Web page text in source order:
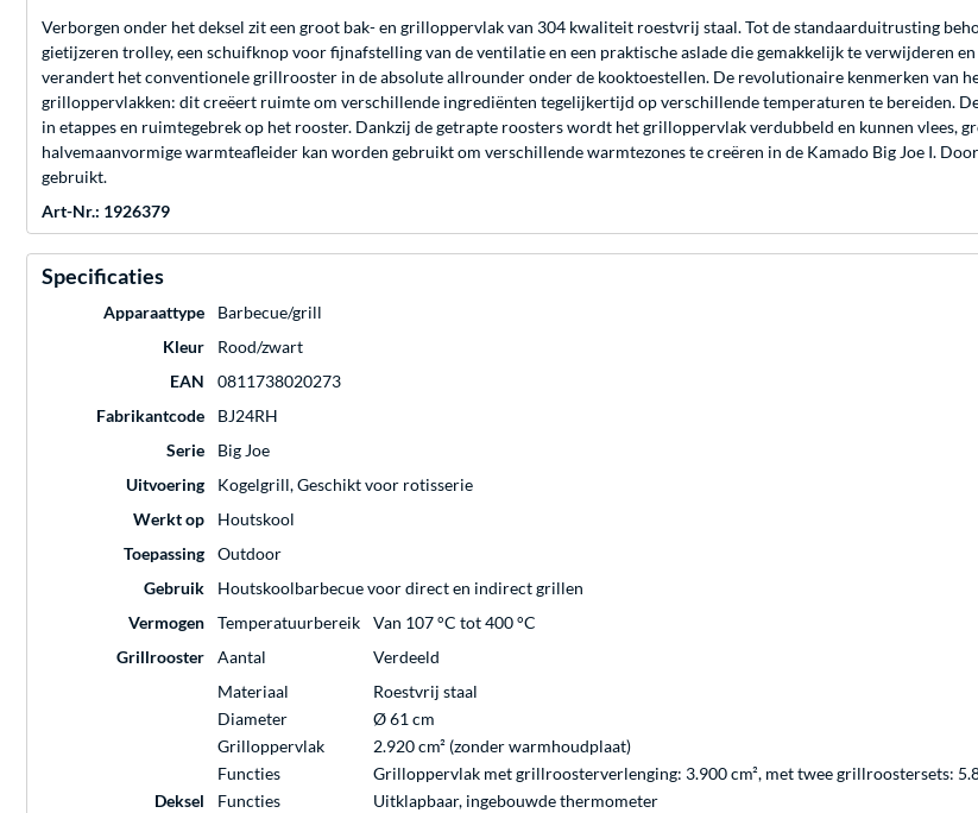
Verborgen onder het deksel zit een groot bak- en grilloppervlak van 304 kwaliteit roestvrij staal. Tot de standaarduitrusting
gietijzeren trolley, een schuifknop voor fijnafstelling van de ventilatie en een praktische aslade die gemakkelijk te verwijderen
verandert het conventionele grillrooster in de absolute allrounder onder de kooktoestellen. De revolutionaire kenmerken van
grilloppervlakken: dit creëert ruimte om verschillende ingrediënten tegelijkertijd op verschillende temperaturen te bereiden.
in etappes en ruimtegebrek op het rooster. Dankzij de getrapte roosters wordt het grilloppervlak verdubbeld en kunnen
halvemaanvormige warmteafleider kan worden gebruikt om verschillende warmtezones te creëren in de Kamado Big Joe I.
gebruikt.
Art-Nr.: 1926379
Specificaties
Apparaattype
Barbecue/grill
Kleur
Rood/zwart
EAN
0811738020273
Fabrikantcode
BJ24RH
Serie
Big Joe
Uitvoering
Kogelgrill, Geschikt voor rotisserie
Werkt op
Houtskool
Toepassing
Outdoor
Gebruik
Houtskoolbarbecue voor direct en indirect grillen
Vermogen
Temperatuurbereik
Van 107 °C tot 400 °C
Grillrooster
Aantal
Verdeeld
Materiaal
Roestvrij staal
Diameter
Ø 61 cm
Grilloppervlak
2.920 cm² (zonder warmhoudplaat)
Functies
Grilloppervlak met grillroosterverlenging: 3.900 cm², met twee grillroostersets:
Deksel
Functies
Uitklapbaar, ingebouwde thermometer